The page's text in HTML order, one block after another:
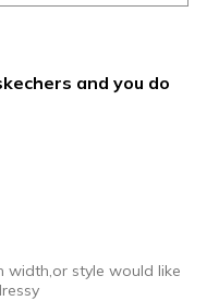
and you do
width,or style would like